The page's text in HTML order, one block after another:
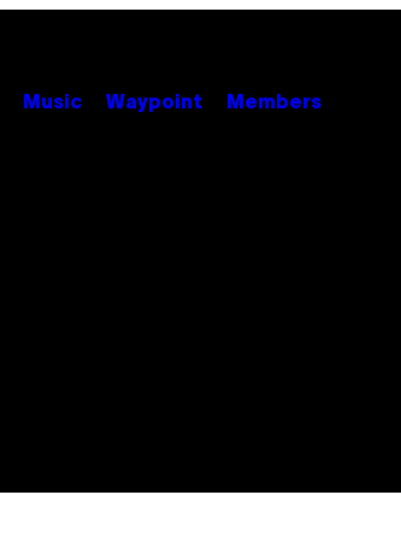
Music Waypoint Members